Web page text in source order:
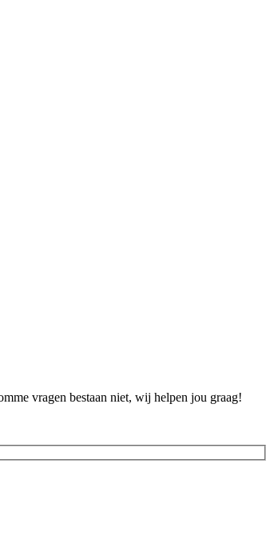
vragen bestaan niet, wij helpen jou graag!